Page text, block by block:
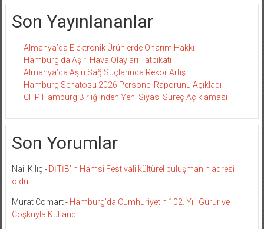
Son Yayınlananlar
Almanya’da Elektronik Ürünlerde Onarım Hakkı
Hamburg’da Aşırı Hava Olayları Tatbikatı
Almanya’da Aşırı Sağ Suçlarında Rekor Artış
Hamburg Senatosu 2026 Personel Raporunu Açıkladı
CHP Hamburg Birliği’nden Yeni Siyasi Süreç Açıklaması
Son Yorumlar
Nail Kılıç - DİTİB’in Hamsi Festivali kültürel buluşmanın adresi
oldu
Murat Comart- Hamburg’da Cumhuriyetin 102. Yılı Gurur ve
Coşkuyla Kutlandı